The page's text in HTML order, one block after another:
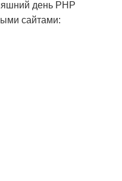
день PHP
сайтами: